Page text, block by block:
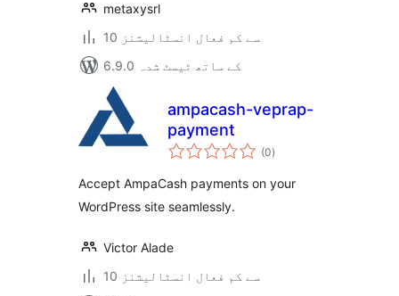
metaxysrl
10 سے کم فعال انسٹالیشنز
6.9.0 کے ساتھ ٹیسٹ شدہ
ampacash-veprap-
payment
(0مجموعی
درجہ
)
Accept AmpaCash payments on your
WordPress site seamlessly.
Victor Alade
10 سے کم فعال انسٹالیشنز